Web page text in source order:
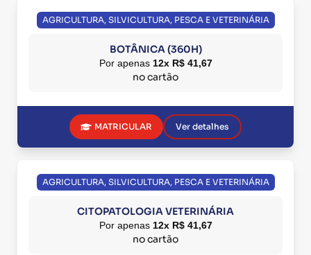
AGRICULTURA, SILVICULTURA, PESCA E VETERINÁRIA
BOTÂNICA (360H)
Por apenas 12x R$ 41,67
no cartão
MATRICULAR Ver detalhes
AGRICULTURA, SILVICULTURA, PESCA E VETERINÁRIA
CITOPATOLOGIA VETERINÁRIA
Por apenas 12x R$ 41,67
no cartão